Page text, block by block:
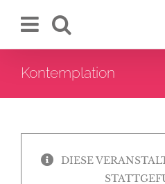
Inhalt
Kontemplation
DIESE